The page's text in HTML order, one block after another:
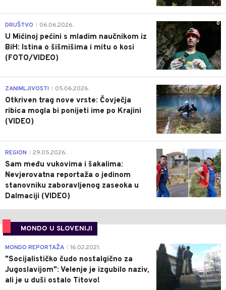
0
DRUŠTVO 06.06.2026.
U Mićinoj pećini s mladim naučnikom iz
BiH: Istina o šišmišima i mitu o kosi
(FOTO/VIDEO)
0
ZANIMLJIVOSTI 05.06.2026.
Otkriven trag nove vrste: Čovječja
ribica mogla bi ponijeti ime po Krajini
(VIDEO)
0
REGION 29.05.2026.
Sam među vukovima i šakalima:
Nevjerovatna reportaža o jedinom
stanovniku zaboravljenog zaseoka u
Dalmaciji (VIDEO)
MONDO U SLOVENIJI
4
MONDO REPORTAŽA 16.02.2021.
"Socijalističko čudo nostalgično za
Jugoslavijom": Velenje je izgubilo naziv,
ali je u duši ostalo Titovo!